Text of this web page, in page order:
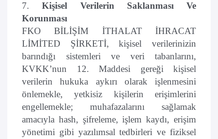
7.Kişisel Verilerin Saklanması Ve
Korunması
FKO BİLİŞİM İTHALAT İHRACAT
LİMİTED ŞİRKETİ, kişisel verilerinizin
barındığı sistemleri ve veri tabanlarını,
KVKK’nun 12. Maddesi gereği kişisel
verilerin hukuka aykırı olarak işlenmesini
önlemekle, yetkisiz kişilerin erişimlerini
engellemekle; muhafazalarını sağlamak
amacıyla hash, şifreleme, işlem kaydı, erişim
yönetimi gibi yazılımsal tedbirleri ve fiziksel